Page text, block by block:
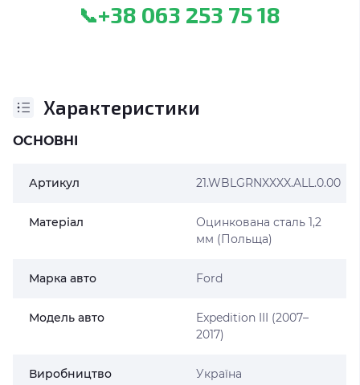
📞+38 063 253 75 18
Характеристики
ОСНОВНІ
Артикул 21.WBLGRNXXXX.ALL.0.00
Матеріал
Оцинкована сталь 1,2
мм (Польща)
Марка авто Ford
Модель авто
Expedition III (2007–
2017)
Виробництво Україна